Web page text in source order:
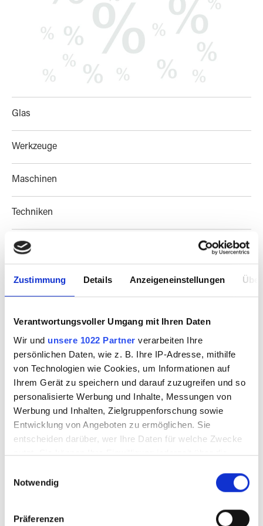
Zustimmung Details Anzeigeneinstellungen
Verantwortungsvoller Umgang mit Ihren Daten
Wir und unsere 1022 Partner verarbeiten Ihre
persönlichen Daten, wie z. B. Ihre IP-Adresse, mithilfe
von Technologien wie Cookies, um Informationen auf
Ihrem Gerät zu speichern und darauf zuzugreifen und so
personalisierte Werbung und Inhalte, Messungen von
Werbung und Inhalten, Zielgruppenforschung sowie
Entwicklung von Angeboten zu ermöglichen. Sie
entscheiden darüber, wer Ihre Daten für welche Zwecke
nutzt. Sie können Ihre Einwilligung jederzeit über die
Trigger Symbol ändern oder widerrufen
Notwendig
Präferenzen
Glas
Werkzeuge
Maschinen
Techniken
Sale
Magazine & Kultur